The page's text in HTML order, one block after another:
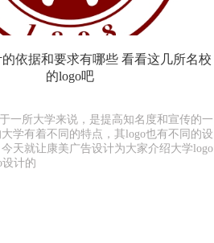
的依据和要求有哪些 看看这几所名校
的logo吧
一所大学来说，是提高知名度和宣传的一
学有着不同的特点，其logo也有不同的设
天就让康美广告设计为大家介绍大学logo
计的